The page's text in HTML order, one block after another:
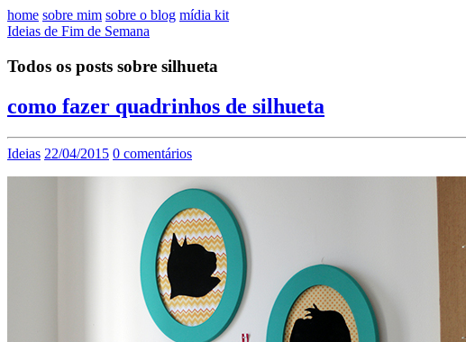
home sobre mim sobre o blog mídia kit
Ideias de Fim de Semana
Todos os posts sobre silhueta
como fazer quadrinhos de silhueta
Ideias 22/04/2015 0 comentários